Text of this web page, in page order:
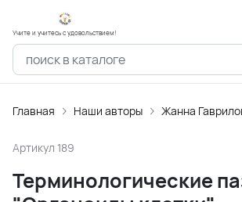
Учите и учитесь с удовольствием!
Главная Наши авторы Жанна
Артикул 189
Терминологические